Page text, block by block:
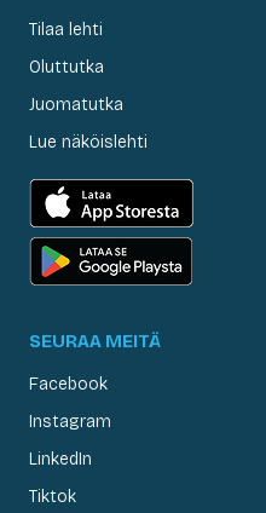
Tilaa lehti
Oluttutka
Juomatutka
Lue näköislehti
SEURAA MEITÄ
Facebook
Instagram
LinkedIn
Tiktok